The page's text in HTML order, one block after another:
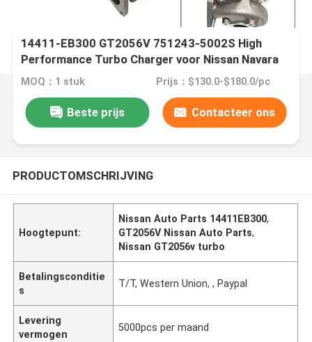
14411-EB300 GT2056V 751243-5002S High
Performance Turbo Charger voor Nissan Navara
Pathfinder YD25 D40
MOQ：1 stuk Prijs：$130.0-$180.0/pc
Beste prijs Contacteer ons
PRODUCTOMSCHRIJVING
Hoogtepunt:
Nissan Auto Parts 14411EB300,
GT2056V Nissan Auto Parts,
Nissan GT2056v turbo
Betalingsconditie
s
T/T, Western Union, , Paypal
Levering
vermogen
5000pcs per maand